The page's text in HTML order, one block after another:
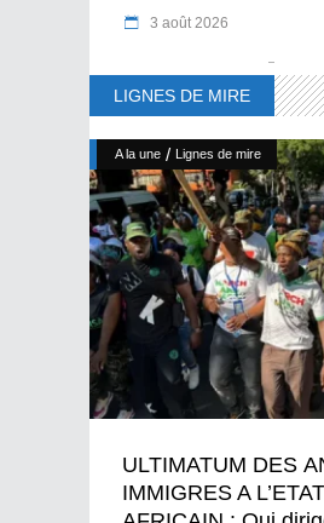
3 août 2026
LIGNES DE MIRE
A la une / Lignes de mire
ULTIMATUM DES
IMMIGRES A